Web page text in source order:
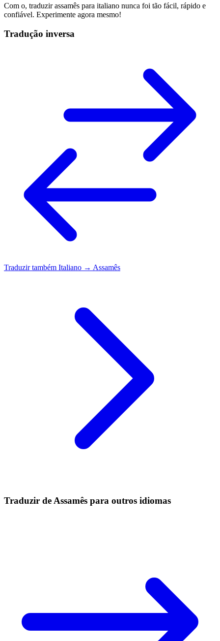
Com o, traduzir assamês para italiano nunca foi tão fácil, rápido e
confiável. Experimente agora mesmo!
Tradução inversa
Traduzir também Italiano → Assamês
Traduzir de Assamês para outros idiomas